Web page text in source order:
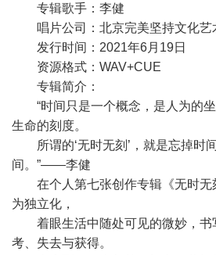
专辑歌手：李健
唱片公司：北京完美坚持文化艺
发行时间：2021年6月19日
资源格式：WAV+CUE
专辑简介：
“时间只是一个概念，是人为的
生命的刻度。
所谓的‘无时无刻’，就是忘掉时
间。”——李健
在个人第七张创作专辑《无时
为独立化，
着眼生活中随处可见的微妙，
考、失去与获得。